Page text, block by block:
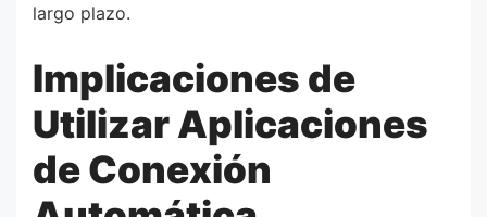
largo plazo.
Implicaciones de
Utilizar Aplicaciones
de Conexión